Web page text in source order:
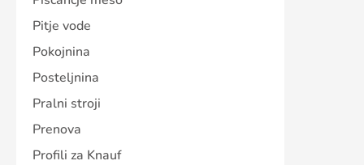
Pitje vode
Pokojnina
Posteljnina
Pralni stroji
Prenova
Profili za Knauf